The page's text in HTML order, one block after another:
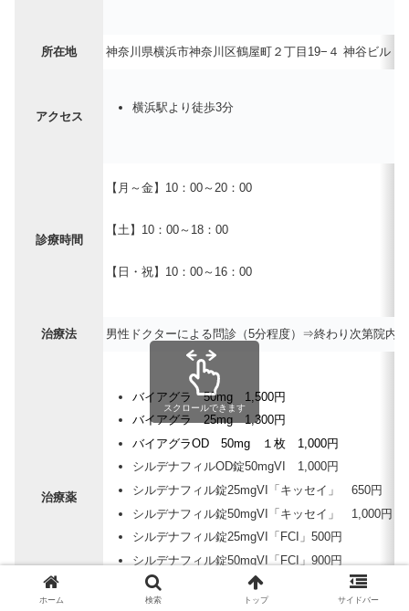
所在地 神奈川県横浜市神奈川区鶴屋町２丁目19−４ 神谷ビル
アクセス
横浜駅より徒歩3分
診療時間
【月～金】10：00～20：00
【土】10：00～18：00
【日・祝】10：00～16：00
治療法 男性ドクターによる問診（5分程度）⇒終わり次第院内
治療薬
バイアグラ 50mg 1,500円
バイアグラ 25mg 1,300円
バイアグラOD 50mg １枚 1,000円
シルデナフィルOD錠50mgVI 1,000円
シルデナフィル錠25mgVI「キッセイ」 650円
シルデナフィル錠50mgVI「キッセイ」 1,000円
シルデナフィル錠25mgVI「FCI」500円
シルデナフィル錠50mgVI「FCI」900円
他 ※10錠未満購入で１錠の価格・税込
スクロールできます
ホーム 検索 トップ サイドバー